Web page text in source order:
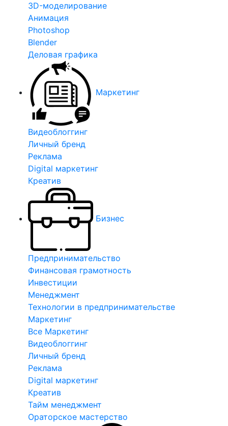
3D-моделирование
Анимация
Photoshop
Blender
Деловая графика
Маркетинг
Видеоблоггинг
Личный бренд
Реклама
Digital маркетинг
Креатив
Бизнес
Предпринимательство
Финансовая грамотность
Инвестиции
Менеджмент
Технологии в предпринимательстве
Маркетинг
Все Маркетинг
Видеоблоггинг
Личный бренд
Реклама
Digital маркетинг
Креатив
Тайм менеджмент
Ораторское мастерство